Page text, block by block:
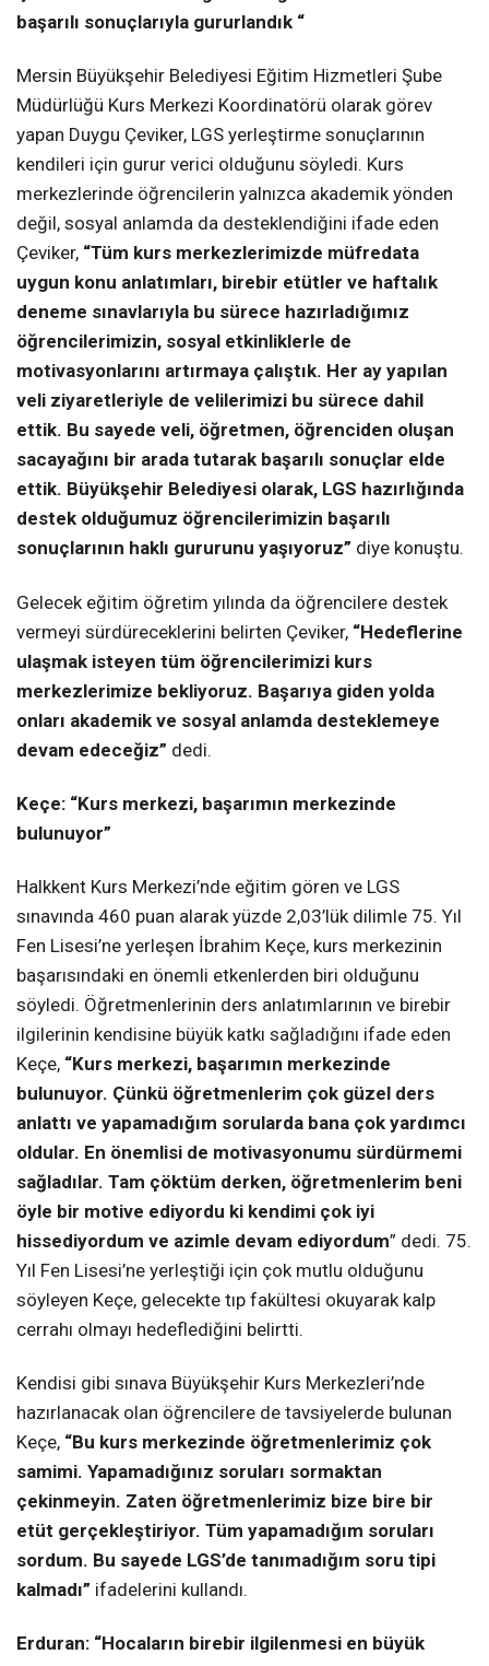
başarılı sonuçlarıyla gururlandık “
Mersin Büyükşehir Belediyesi Eğitim Hizmetleri Şube
Müdürlüğü Kurs Merkezi Koordinatörü olarak görev
yapan Duygu Çeviker, LGS yerleştirme sonuçlarının
kendileri için gurur verici olduğunu söyledi. Kurs
merkezlerinde öğrencilerin yalnızca akademik yönden
değil, sosyal anlamda da desteklendiğini ifade eden
Çeviker, “Tüm kurs merkezlerimizde müfredata
uygun konu anlatımları, birebir etütler ve haftalık
deneme sınavlarıyla bu sürece hazırladığımız
öğrencilerimizin, sosyal etkinliklerle de
motivasyonlarını artırmaya çalıştık. Her ay yapılan
veli ziyaretleriyle de velilerimizi bu sürece dahil
ettik. Bu sayede veli, öğretmen, öğrenciden oluşan
sacayağını bir arada tutarak başarılı sonuçlar elde
ettik. Büyükşehir Belediyesi olarak, LGS hazırlığında
destek olduğumuz öğrencilerimizin başarılı
sonuçlarının haklı gururunu yaşıyoruz” diye konuştu.
Gelecek eğitim öğretim yılında da öğrencilere destek
vermeyi sürdüreceklerini belirten Çeviker, “Hedeflerine
ulaşmak isteyen tüm öğrencilerimizi kurs
merkezlerimize bekliyoruz. Başarıya giden yolda
onları akademik ve sosyal anlamda desteklemeye
devam edeceğiz” dedi.
Keçe: “Kurs merkezi, başarımın merkezinde
bulunuyor”
Halkkent Kurs Merkezi’nde eğitim gören ve LGS
sınavında 460 puan alarak yüzde 2,03’lük dilimle 75. Yıl
Fen Lisesi’ne yerleşen İbrahim Keçe, kurs merkezinin
başarısındaki en önemli etkenlerden biri olduğunu
söyledi. Öğretmenlerinin ders anlatımlarının ve birebir
ilgilerinin kendisine büyük katkı sağladığını ifade eden
Keçe, “Kurs merkezi, başarımın merkezinde
bulunuyor. Çünkü öğretmenlerim çok güzel ders
anlattı ve yapamadığım sorularda bana çok yardımcı
oldular. En önemlisi de motivasyonumu sürdürmemi
sağladılar. Tam çöktüm derken, öğretmenlerim beni
öyle bir motive ediyordu ki kendimi çok iyi
hissediyordum ve azimle devam ediyordum” dedi. 75.
Yıl Fen Lisesi’ne yerleştiği için çok mutlu olduğunu
söyleyen Keçe, gelecekte tıp fakültesi okuyarak kalp
cerrahı olmayı hedeflediğini belirtti.
Kendisi gibi sınava Büyükşehir Kurs Merkezleri’nde
hazırlanacak olan öğrencilere de tavsiyelerde bulunan
Keçe, “Bu kurs merkezinde öğretmenlerimiz çok
samimi. Yapamadığınız soruları sormaktan
çekinmeyin. Zaten öğretmenlerimiz bize bire bir
etüt gerçekleştiriyor. Tüm yapamadığım soruları
sordum. Bu sayede LGS’de tanımadığım soru tipi
kalmadı” ifadelerini kullandı.
Erduran: “Hocaların birebir ilgilenmesi en büyük